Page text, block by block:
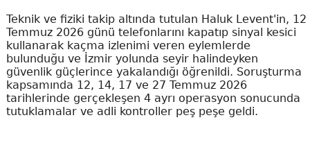
Teknik ve fiziki takip altında tutulan Haluk Levent'in, 12
Temmuz 2026 günü telefonlarını kapatıp sinyal kesici
kullanarak kaçma izlenimi veren eylemlerde
bulunduğu ve İzmir yolunda seyir halindeyken
güvenlik güçlerince yakalandığı öğrenildi. Soruşturma
kapsamında 12, 14, 17 ve 27 Temmuz 2026
tarihlerinde gerçekleşen 4 ayrı operasyon sonucunda
tutuklamalar ve adli kontroller peş peşe geldi.